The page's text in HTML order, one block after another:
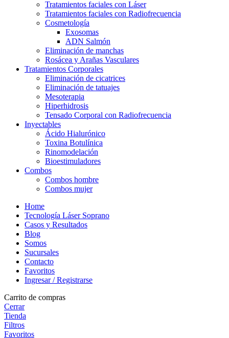
Tratamientos faciales con Láser
Tratamientos faciales con Radiofrecuencia
Cosmetología
Exosomas
ADN Salmón
Eliminación de manchas
Rosácea y Arañas Vasculares
Tratamientos Corporales
Eliminación de cicatrices
Eliminación de tatuajes
Mesoterapia
Hiperhidrosis
Tensado Corporal con Radiofrecuencia
Inyectables
Ácido Hialurónico
Toxina Botulínica
Rinomodelación
Bioestimuladores
Combos
Combos hombre
Combos mujer
Home
Tecnología Láser Soprano
Casos y Resultados
Blog
Somos
Sucursales
Contacto
Favoritos
Ingresar / Registrarse
Carrito de compras
Cerrar
Tienda
Filtros
Favoritos